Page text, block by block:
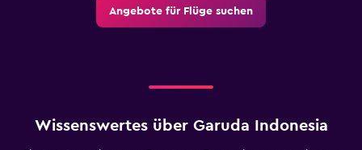
Angebote für Flüge suchen
Wissenswertes über Garuda Indonesia